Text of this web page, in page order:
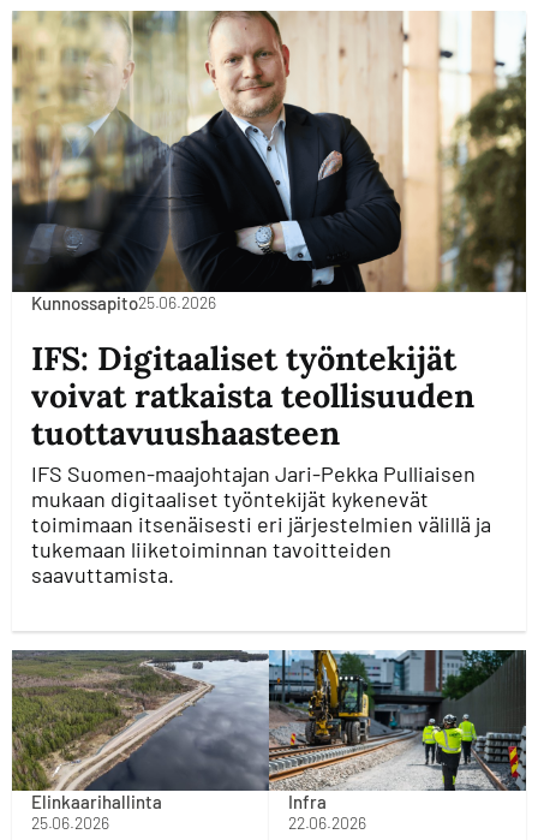
Kunnossapito25.06.2026
IFS: Digitaaliset työntekijät
voivat ratkaista teollisuuden
tuottavuushaasteen
IFS Suomen-maajohtajan Jari-Pekka Pulliaisen
mukaan digitaaliset työntekijät kykenevät
toimimaan itsenäisesti eri järjestelmien välillä ja
tukemaan liiketoiminnan tavoitteiden
saavuttamista.
Elinkaarihallinta
25.06.2026
Infra
22.06.2026